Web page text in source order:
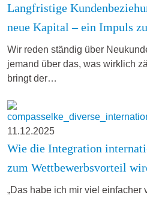
Langfristige
neue Kapital – ein Impuls
Wir reden ständig über
jemand über das, was wirklich
bringt der…
11.12.2025
Wie die Integration
zum Wettbewerbsvorteil
„Das habe ich mir viel einfacher